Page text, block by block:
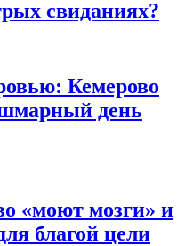
свиданиях?
Кемерово
день
«моют мозги» и
благой цели